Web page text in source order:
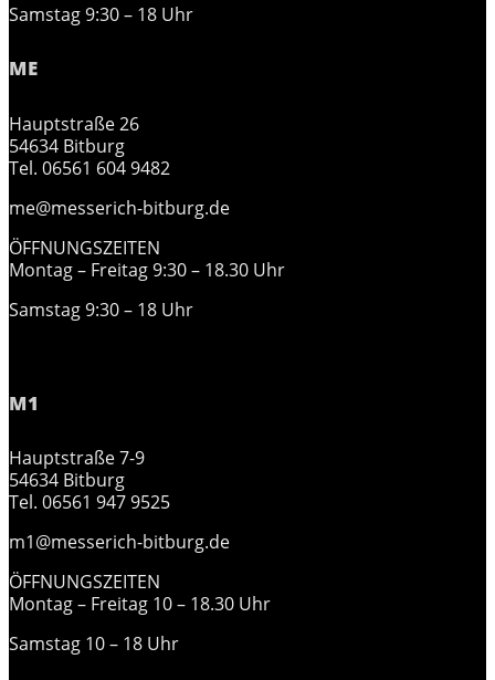
Samstag 9:30 – 18 Uhr
ME
Hauptstraße 26
54634 Bitburg
Tel. 06561 604 9482
me@messerich-bitburg.de
ÖFFNUNGSZEITEN
Montag – Freitag 9:30 – 18.30 Uhr
Samstag 9:30 – 18 Uhr
M1
Hauptstraße 7-9
54634 Bitburg
Tel. 06561 947 9525
m1@messerich-bitburg.de
ÖFFNUNGSZEITEN
Montag – Freitag 10 – 18.30 Uhr
Samstag 10 – 18 Uhr